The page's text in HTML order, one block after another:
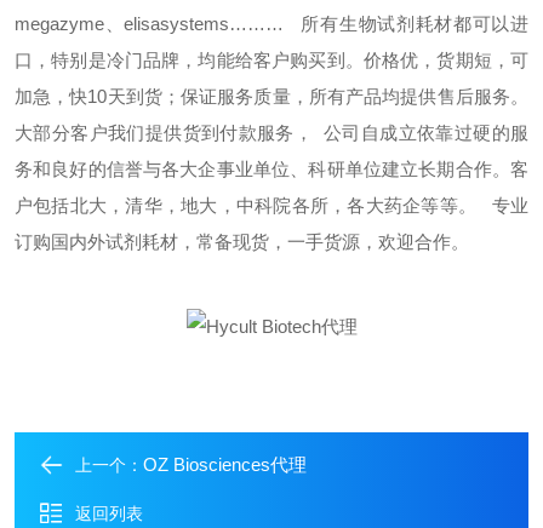
megazyme 、elisasystems………
所有生物试剂耗材都可以进
口，特别是冷门品牌，均能给客户购买到。价格优，货期短，可
加急，快10天到货；保证服务质量，所有产品均提供售后服务。
大部分客户我们提供货到付款服务，
公司自成立依靠过硬的服
务和良好的信誉与各大企事业单位、科研单位建立长期合作。客
户包括北大，清华，地大，中科院各所，各大药企等等。
专业
订购国内外试剂耗材，常备现货，一手货源，欢迎合作。
上一个： OZ Biosciences代理
返回列表